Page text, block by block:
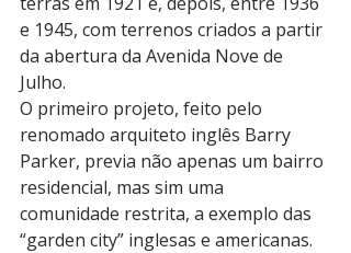
e 1945, com terrenos criados a partir
da abertura da Avenida Nove de
Julho.
O primeiro projeto, feito pelo
renomado arquiteto inglês Barry
Parker, previa não apenas um bairro
residencial, mas sim uma
comunidade restrita, a exemplo das
“garden city” inglesas e americanas.